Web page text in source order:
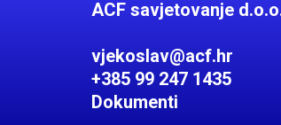
ACF savjetovanje
vjekoslav@acf.hr
+385 99 247 1435
Dokumenti